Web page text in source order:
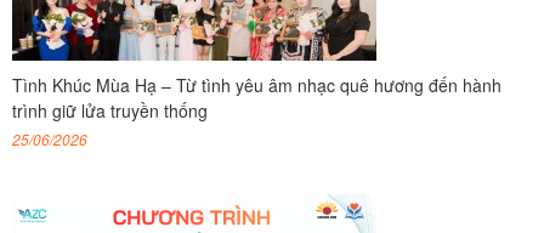
Tình Khúc Mùa Hạ – Từ tình yêu âm nhạc quê hương đến hành
trình giữ lửa truyền thống
25/06/2026